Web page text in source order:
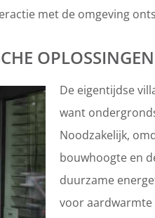
met de omgeving
OPLOSSINGEN
De eigentijdse
want
Noodzakelijk,
bouwhoogte en
duurzame
voor aardwarmte